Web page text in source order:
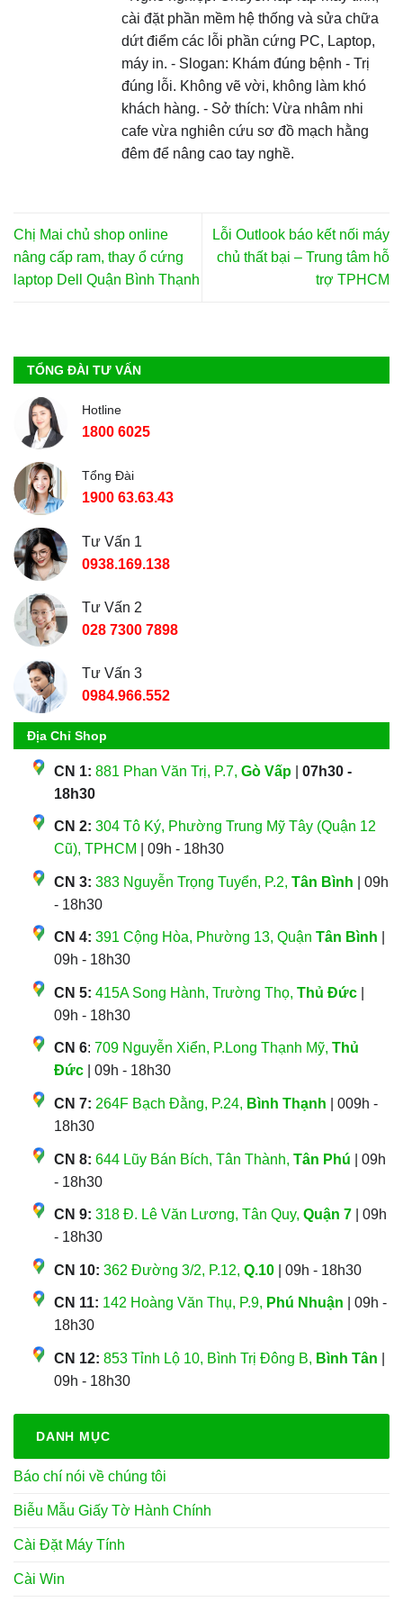
cài đặt phần mềm hệ thống và sửa chữa
dứt điểm các lỗi phần cứng PC, Laptop,
máy in. - Slogan: Khám đúng bệnh - Trị
đúng lỗi. Không vẽ vời, không làm khó
khách hàng. - Sở thích: Vừa nhâm nhi
cafe vừa nghiên cứu sơ đồ mạch hằng
đêm để nâng cao tay nghề.
Chị Mai chủ shop online
nâng cấp ram, thay ổ cứng
laptop Dell Quận Bình Thạnh
Lỗi Outlook báo kết nối máy
chủ thất bại – Trung tâm hỗ
trợ TPHCM
TỔNG ĐÀI TƯ VẤN
Hotline
1800 6025
Tổng Đài
1900 63.63.43
Tư Vấn 1
0938.169.138
Tư Vấn 2
028 7300 7898
Tư Vấn 3
0984.966.552
Địa Chỉ Shop
CN 1: 881 Phan Văn Trị, P.7, Gò Vấp
07h30 -
18h30
CN 2: 304 Tô Ký, Phường Trung Mỹ Tây (Quận 12
Cũ), TPHCM
| 09h - 18h30
CN 3: 383 Nguyễn Trọng Tuyển, P.2, Tân Bình | 09h
- 18h30
CN 4: 391 Cộng Hòa, Phường 13, Quận Tân Bình
09h - 18h30
CN 5: 415A Song Hành, Trường Thọ, Thủ Đức
09h - 18h30
CN 6: 709 Nguyễn Xiển, P.Long Thạnh Mỹ, Thủ
Đức | 09h - 18h30
CN 7: 264F Bạch Đằng, P.24, Bình Thạnh | 009h -
18h30
CN 8: 644 Lũy Bán Bích, Tân Thành, Tân Phú | 09h
- 18h30
CN 9: 318 Đ. Lê Văn Lương, Tân Quy, Quận 7 | 09h
- 18h30
CN 10: 362 Đường 3/2, P.12, Q.10 | 09h - 18h30
CN 11: 142 Hoàng Văn Thụ, P.9, Phú Nhuận | 09h -
18h30
CN 12: 853 Tỉnh Lộ 10, Bình Trị Đông B, Bình Tân
09h - 18h30
DANH MỤC
Báo chí nói về chúng tôi
Biễu Mẫu Giấy Tờ Hành Chính
Cài Đặt Máy Tính
Cài Win